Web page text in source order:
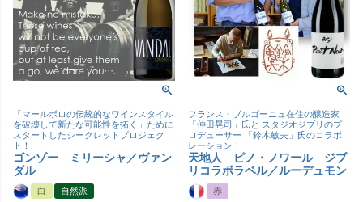
「マールボロの伝統的なワインスタイル
を破壊して新たな可能性を拓く」ために
スタートしたシークレットプロジェク
ト！
ゴンゾー ミリーシャ／ヴァン
ダル
白
自然派
フランス・ブルゴーニュ在住の醸造家
「仲田晃司」氏と スタジオジブリのプ
ロデューサー 「鈴木敏夫」氏のコラボ
レーション！
天地人 ピノ・ノワール ジブ
リコラボラベル／ルーデュモン
赤